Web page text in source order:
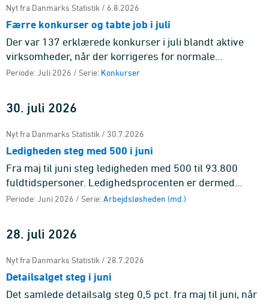
Nyt fra Danmarks Statistik / 6.8.2026
Færre konkurser og tabte job i juli
Der var 137 erklærede konkurser i juli blandt aktive
virksomheder, når der korrigeres for normale
sæsonudsving, hvilket svarer til et fald på 12,9 pct.
Periode: Juli 2026 / Serie: Konkurser
30. juli 2026
Nyt fra Danmarks Statistik / 30.7.2026
Ledigheden steg med 500 i juni
Fra maj til juni steg ledigheden med 500 til 93.800
fuldtidspersoner. Ledighedsprocenten er dermed
uændret med 3,1 pct. af arbejdsstyrken.
Periode: Juni 2026 / Serie:Arbejdsløsheden (md.)
28. juli 2026
Nyt fra Danmarks Statistik / 28.7.2026
Detailsalget steg i juni
Det samlede detailsalg steg 0,5 pct. fra maj til juni, når